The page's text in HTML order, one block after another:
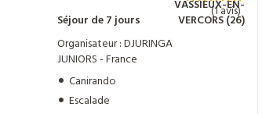
Séjour de 7 jours
VASSIEUX-EN-
VERCORS (26)
Organisateur : DJURINGA
JUNIORS - France
Canirando
Escalade
(1 avis)